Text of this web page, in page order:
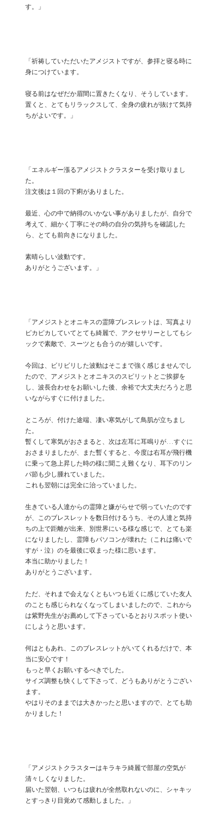
す。」
「祈祷していただいたアメジストですが、参拝と寝る時に
身につけています。
寝る前はなぜだか眉間に置きたくなり、そうしています。
置くと、とてもリラックスして、全身の疲れが抜けて気持
ちがよいです。」
「エネルギー漲るアメジストクラスターを受け取りまし
た。
注文後は１回の下痢がありました。
最近、心の中で納得のいかない事がありましたが、自分で
考えて、細かく丁寧にその時の自分の気持ちを確認した
ら、とても前向きになりました。
素晴らしい波動です。
ありがとうございます。」
「アメジストとオニキスの霊障ブレスレットは、写真より
ピカピカしていてとても綺麗で、アクセサリーとしてもシ
ックで素敵で、スーツとも合うのが嬉しいです。
今回は、ビリビリした波動はそこまで強く感じませんでし
たので、アメジストとオニキスのスピリットとご挨拶を
し、波長合わせをお願いした後、余裕で大丈夫だろうと思
いながらすぐに付けました。
ところが、付けた途端、凄い寒気がして鳥肌が立ちまし
た。
暫くして寒気がおさまると、次は左耳に耳鳴りが...すぐに
おさまりましたが、また暫くすると、今度は右耳が飛行機
に乗って急上昇した時の様に聞こえ難くなり、耳下のリン
パ節も少し腫れていました。
これも翌朝には完全に治っていました。
生きている人達からの霊障と嫌がらせで弱っていたのです
が、このブレスレットを数日付けるうち、その人達と気持
ちの上で距離が出来、別世界にいる様な感じで、とても楽
になりましたし、霊障もパソコンが壊れた（これは痛いで
すが・泣）のを最後に収まった様に思います。
本当に助かりました！
ありがとうございます。
ただ、それまで会えなくともいつも近くに感じていた友人
のことも感じられなくなってしまいましたので、これから
は紫野先生がお薦めして下さっているとおりスポット使い
にしようと思います。
何はともあれ、このブレスレットがいてくれるだけで、本
当に安心です！
もっと早くお願いするべきでした。
サイズ調整も快くして下さって、どうもありがとうござい
ます。
やはりそのままでは大きかったと思いますので、とても助
かりました！
「アメジストクラスターはキラキラ綺麗で部屋の空気が
清々しくなりました。
届いた翌朝、いつもは疲れが全然取れないのに、シャキッ
とすっきり目覚めて感動しました。」